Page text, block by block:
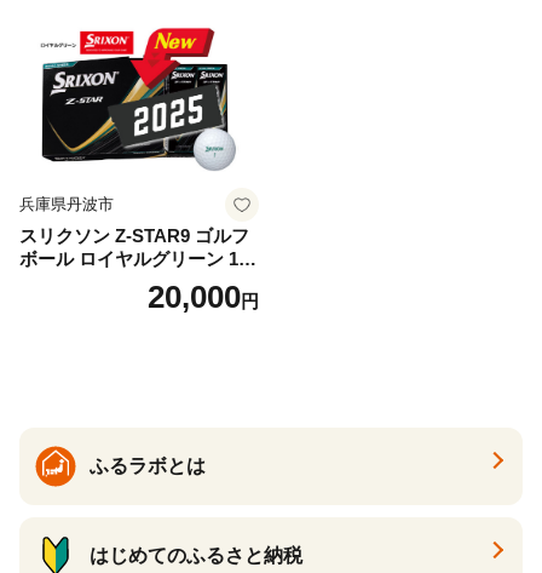
兵庫県丹波市
スリクソン Z-STAR9 ゴルフ
ボール ロイヤルグリーン 1ダ
ース 12球 兵庫県丹波市 ふる
20,000円
ふるラボとは
はじめてのふるさと納税